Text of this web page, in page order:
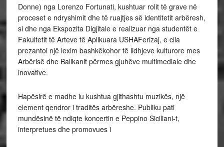
Donne) nga Lorenzo Fortunati, kushtuar rolit të grave në
proceset e ndryshimit dhe të ruajtjes së identitetit arbëresh,
si dhe nga Ekspozita Digjitale e realizuar nga studentët e
Fakultetit të Arteve të Aplikuara USHAFerizaj, e cila
prezantoi një lexim bashkëkohor të lidhjeve kulturore mes
Arbërisë dhe Ballkanit përmes gjuhëve multimediale dhe
inovative.
Hapësirë e madhe iu kushtua gjithashtu muzikës, një
element qendror i traditës arbëreshe. Publiku pati
mundësinë të ndiqte koncertin e Peppino Siciliani-t,
interpretues dhe promovues i